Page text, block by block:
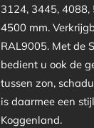
3124, 3445,
4500 mm.
RAL9005. Met de
bedient u ook de
tussen zon,
is daarmee een
Koggenland.